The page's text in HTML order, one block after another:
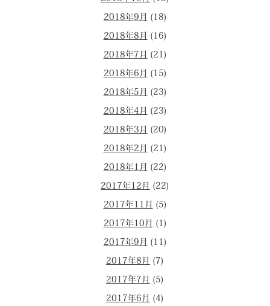
2018年9月 (18)
2018年8月 (16)
2018年7月 (21)
2018年6月 (15)
2018年5月 (23)
2018年4月 (23)
2018年3月 (20)
2018年2月 (21)
2018年1月 (22)
2017年12月 (22)
2017年11月 (5)
2017年10月 (1)
2017年9月 (11)
2017年8月 (7)
2017年7月 (5)
2017年6月 (4)